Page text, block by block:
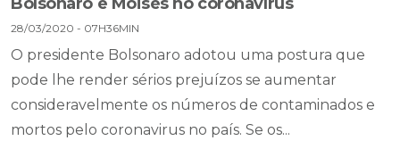
28/03/2020 - 07H36MIN
O presidente Bolsonaro adotou uma postura que
pode lhe render sérios prejuízos se aumentar
consideravelmente os números de contaminados e
mortos pelo coronavirus no país. Se os...